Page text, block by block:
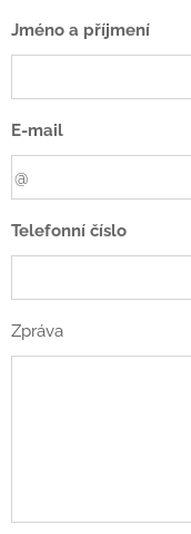
Jméno a příjmení
E-mail
Telefonní číslo
Zpráva